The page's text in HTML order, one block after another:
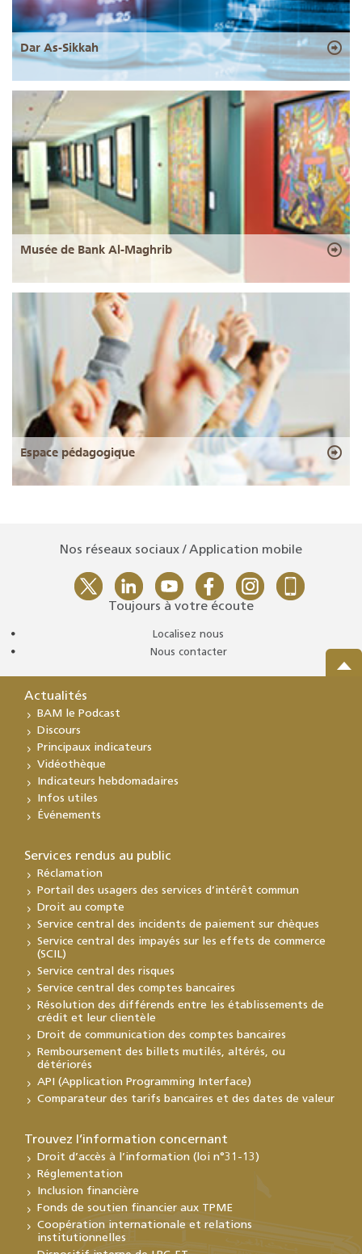
Dar As-Sikkah
Musée de Bank Al-Maghrib
Espace pédagogique
Nos réseaux sociaux / Application mobile
Toujours à votre écoute
Localisez nous
Nous contacter
Actualités
BAM le Podcast
Discours
Principaux indicateurs
Vidéothèque
Indicateurs hebdomadaires
Infos utiles
Événements
Services rendus au public
Réclamation
Portail des usagers des services d’intérêt commun
Droit au compte
Service central des incidents de paiement sur chèques
Service central des impayés sur les effets de commerce
(SCIL)
Service central des risques
Service central des comptes bancaires
Résolution des différends entre les établissements de
crédit et leur clientèle
Droit de communication des comptes bancaires
Remboursement des billets mutilés, altérés, ou
détériorés
API (Application Programming Interface)
Comparateur des tarifs bancaires et des dates de valeur
Trouvez l’information concernant
Droit d’accès à l’information (loi n°31-13)
Réglementation
Inclusion financière
Fonds de soutien financier aux TPME
Coopération internationale et relations
institutionnelles